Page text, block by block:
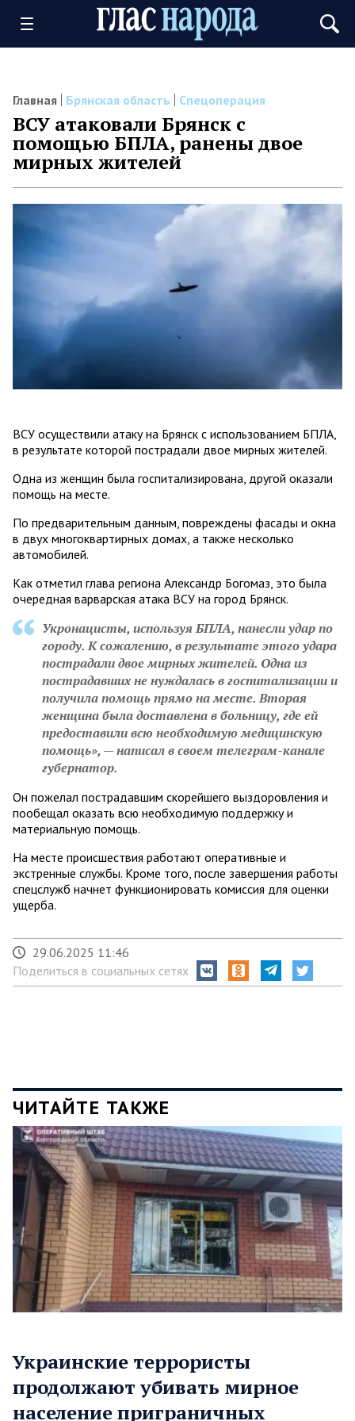
Главная Брянская область Спецоперация
ВСУ атаковали Брянск с
помощью БПЛА, ранены двое
мирных жителей
ВСУ осуществили атаку на Брянск с использованием БПЛА,
в результате которой пострадали двое мирных жителей.
Одна из женщин была госпитализирована, другой оказали
помощь на месте.
По предварительным данным, повреждены фасады и окна
в двух многоквартирных домах, а также несколько
автомобилей.
Как отметил глава региона Александр Богомаз, это была
очередная варварская атака ВСУ на город Брянск.
Укронацисты, используя БПЛА, нанесли удар по
городу. К сожалению, в результате этого удара
пострадали двое мирных жителей. Одна из
пострадавших не нуждалась в госпитализации и
получила помощь прямо на месте. Вторая
женщина была доставлена в больницу, где ей
предоставили всю необходимую медицинскую
помощь», — написал в своем телеграм-канале
губернатор.
Он пожелал пострадавшим скорейшего выздоровления и
пообещал оказать всю необходимую поддержку и
материальную помощь.
На месте происшествия работают оперативные и
экстренные службы. Кроме того, после завершения работы
спецслужб начнет функционировать комиссия для оценки
ущерба.
29.06.2025 11:46
Поделиться в социальных сетях
ЧИТАЙТЕ ТАКЖЕ
Украинские террористы
продолжают убивать мирное
население приграничных